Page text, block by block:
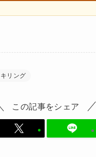
リング
この記事をシェア